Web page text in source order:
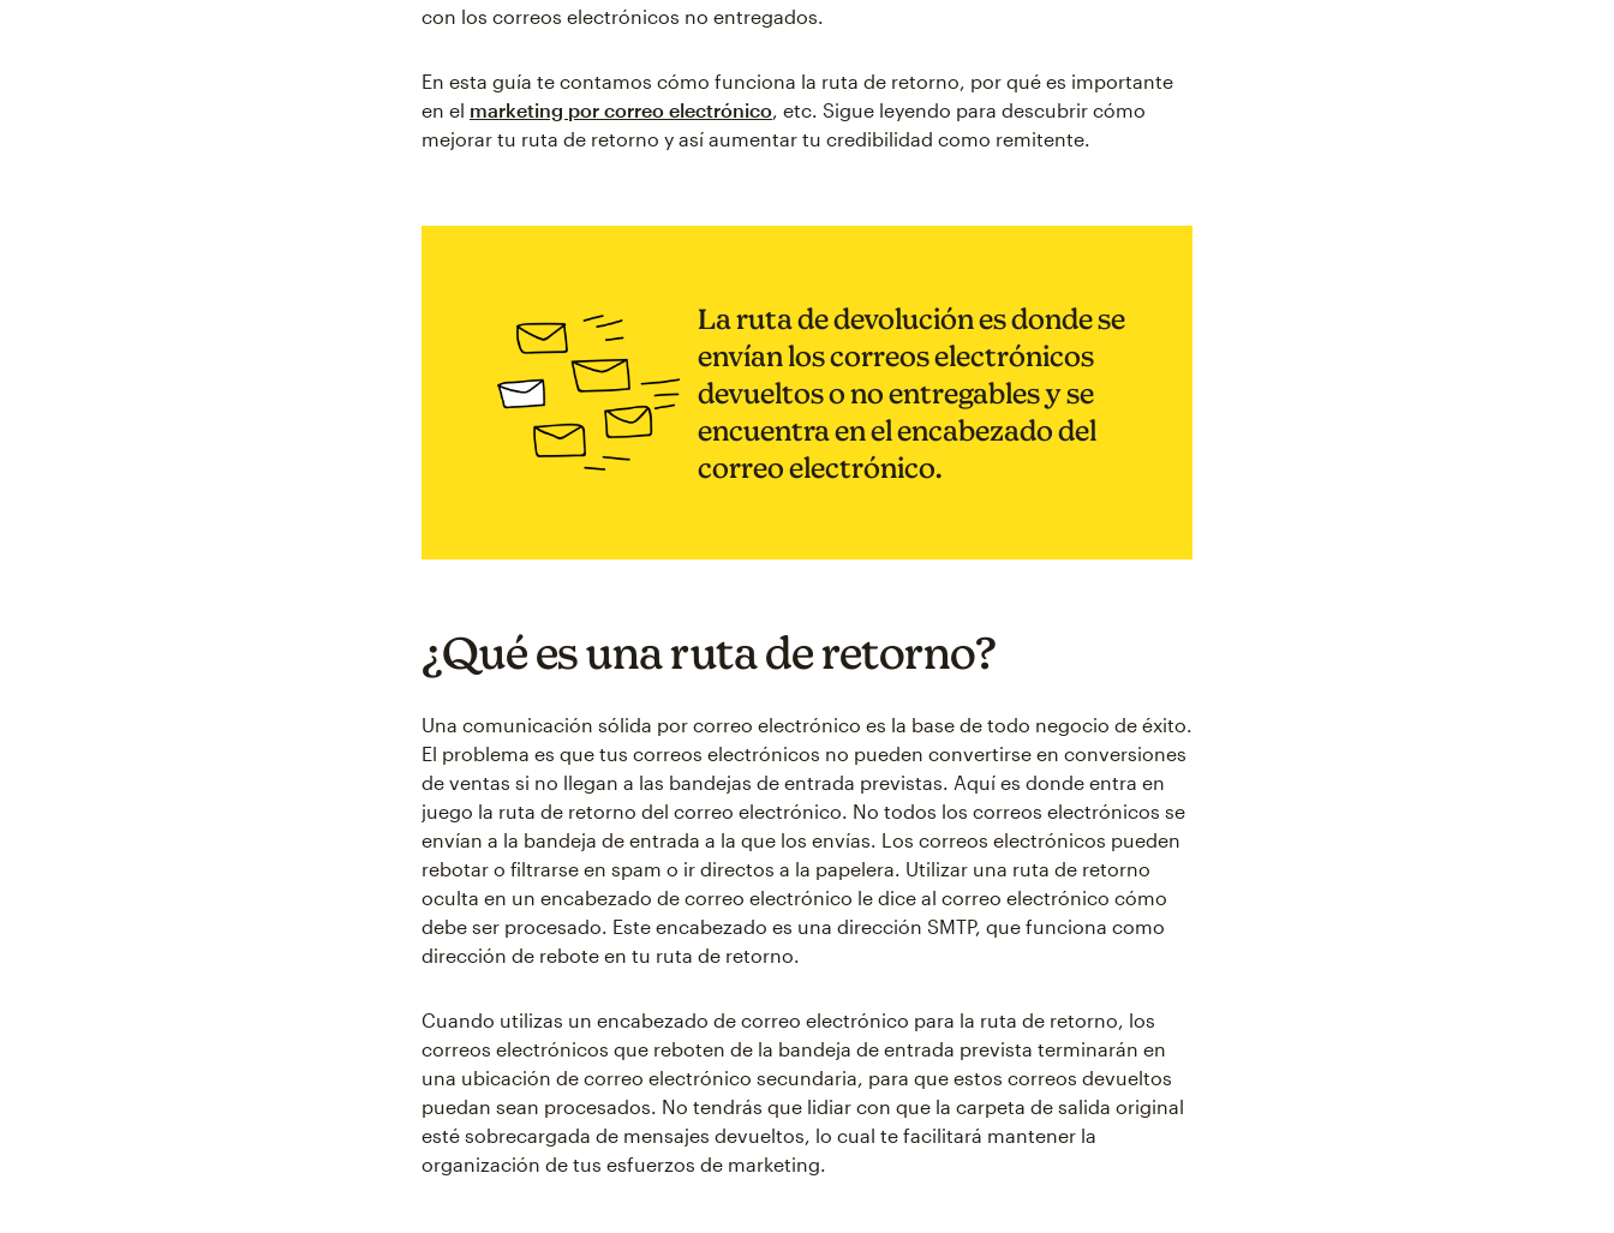
con los correos electrónicos no entregados.
En esta guía te contamos cómo funciona la ruta de retorno, por qué es importante
en el marketing por correo electrónico, etc. Sigue leyendo para descubrir cómo
mejorar tu ruta de retorno y así aumentar tu credibilidad como remitente.
La ruta de devolución es donde se
envían los correos electrónicos
devueltos o no entregables y se
encuentra en el encabezado del
correo electrónico.
¿Qué es una ruta de retorno?
Una comunicación sólida por correo electrónico es la base de todo negocio de éxito.
El problema es que tus correos electrónicos no pueden convertirse en conversiones
de ventas si no llegan a las bandejas de entrada previstas. Aquí es donde entra en
juego la ruta de retorno del correo electrónico. No todos los correos electrónicos se
envían a la bandeja de entrada a la que los envías. Los correos electrónicos pueden
rebotar o filtrarse en spam o ir directos a la papelera. Utilizar una ruta de retorno
oculta en un encabezado de correo electrónico le dice al correo electrónico cómo
debe ser procesado. Este encabezado es una dirección SMTP, que funciona como
dirección de rebote en tu ruta de retorno.
Cuando utilizas un encabezado de correo electrónico para la ruta de retorno, los
correos electrónicos que reboten de la bandeja de entrada prevista terminarán en
una ubicación de correo electrónico secundaria, para que estos correos devueltos
puedan sean procesados. No tendrás que lidiar con que la carpeta de salida original
esté sobrecargada de mensajes devueltos, lo cual te facilitará mantener la
organización de tus esfuerzos de marketing.